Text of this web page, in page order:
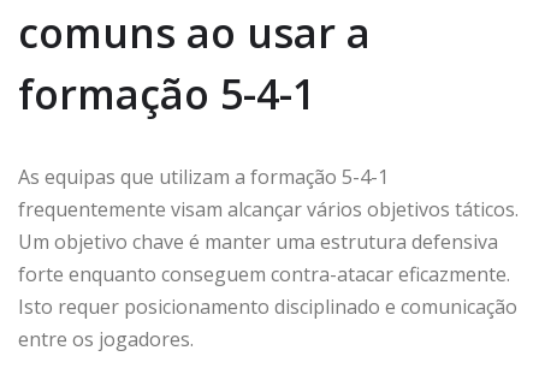
comuns ao usar a
formação 5-4-1
As equipas que utilizam a formação 5-4-1
frequentemente visam alcançar vários objetivos táticos.
Um objetivo chave é manter uma estrutura defensiva
forte enquanto conseguem contra-atacar eficazmente.
Isto requer posicionamento disciplinado e comunicação
entre os jogadores.